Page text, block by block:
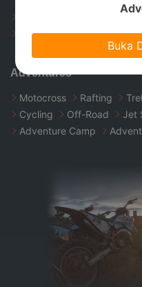
Account Deletion
Adventures
Motocross Rafting
Cycling
Off-Road Jet
Adventure Camp
Buka